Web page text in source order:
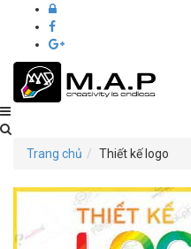
kế
in
ấn
Trang chủ Thiết kế logo